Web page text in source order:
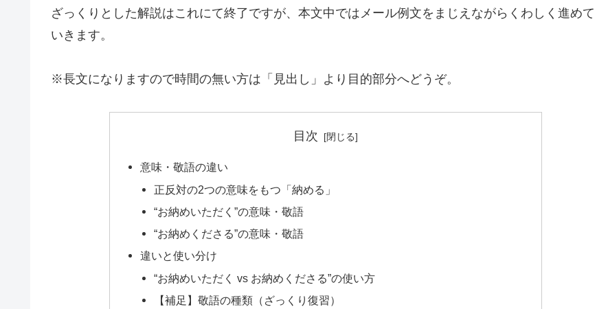
ざっくりとした解説はこれにて終了ですが、本文中ではメール例文をまじえながらくわしく進めて
いきます。
※長文になりますので時間の無い方は「見出し」より目的部分へどうぞ。
目次
意味・敬語の違い
正反対の2つの意味をもつ「納める」
“お納めいただく”の意味・敬語
“お納めくださる”の意味・敬語
違いと使い分け
“お納めいただく vs お納めくださる”の使い方
【補足】敬語の種類（ざっくり復習）